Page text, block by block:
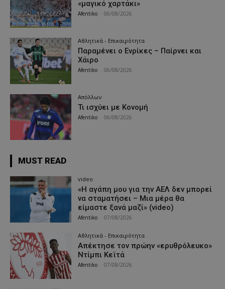
«μαγικό χαρτάκι»
Afentiko 06/08/2026
Αθλητικά - Επικαιρότητα
Παραμένει ο Ενρίκες – Παίρνει και
Χάιρο
Afentiko 06/08/2026
Απόλλων
Τι ισχύει με Κονομή
Afentiko 06/08/2026
MUST READ
video
«Η αγάπη μου για την ΑΕΛ δεν μπορεί
να σταματήσει – Μια μέρα θα
είμαστε ξανά μαζί» (video)
Afentiko 07/08/2026
Αθλητικά - Επικαιρότητα
Απέκτησε τον πρώην «ερυθρόλευκο»
Ντίμπι Κεϊτά
Afentiko 07/08/2026